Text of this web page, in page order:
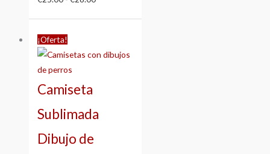
¡Oferta!
Camiseta
Sublimada
Dibujo de
precios:
€28.00